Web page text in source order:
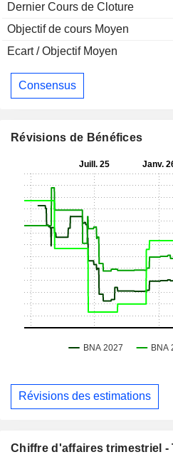
Dernier Cours de Cloture
Objectif de cours Moyen
Ecart / Objectif Moyen
Consensus
Révisions de Bénéfices
Révisions des estimations
Chiffre d'affaires trimestriel -